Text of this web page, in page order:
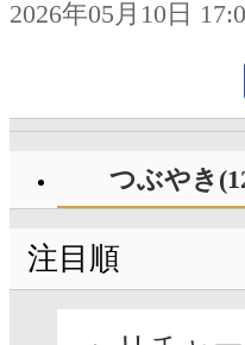
2026年05月10日
つぶやき
注目順